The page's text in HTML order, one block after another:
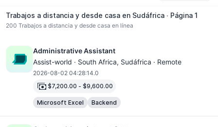
Trabajos a distancia y desde casa en Sudáfrica ∙ Página 1
200 Trabajos a distancia y desde casa en línea
Administrative Assistant
Assist-world · South Africa, Sudáfrica · Remote
2026-08-02 04:28:14.0
$7,200.00 - $9,600.00
Microsoft Excel Backend